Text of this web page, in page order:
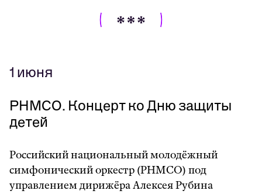
1 июня
РНМСО. Концерт ко Дню защиты
детей
Российский национальный молодёжный
симфонический оркестр (РНМСО) под
управлением дирижёра Алексея Рубина